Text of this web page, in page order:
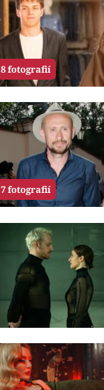
8 fotografií
7 fotografií